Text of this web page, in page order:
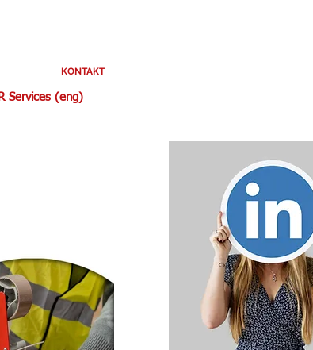
KONTAKT
Services (eng)